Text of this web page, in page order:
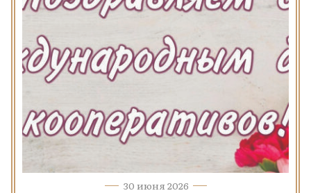
30 июня 2026